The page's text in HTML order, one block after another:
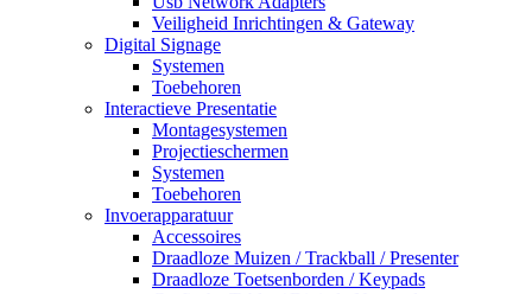
Veiligheid Inrichtingen & Gateway
Digital Signage
Systemen
Toebehoren
Interactieve Presentatie
Montagesystemen
Projectieschermen
Systemen
Toebehoren
Invoerapparatuur
Accessoires
Draadloze Muizen / Trackball / Presenter
Draadloze Toetsenborden / Keypads